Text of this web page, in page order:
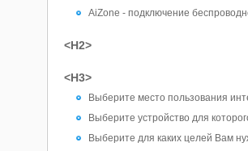
AiZone - подключение
<H2>
<H3>
Выберите место пользования
Выберите устройство для
Выберите для каких целей Вам